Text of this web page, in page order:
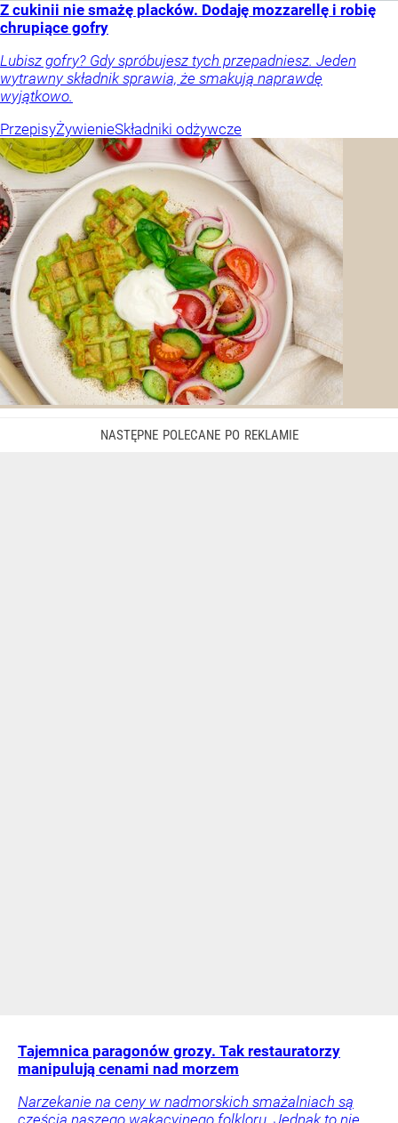
Z cukinii nie smażę placków. Dodaję mozzarellę i robię
chrupiące gofry
Lubisz gofry? Gdy spróbujesz tych przepadniesz. Jeden
wytrawny składnik sprawia, że smakują naprawdę
wyjątkowo.
PrzepisyŻywienieSkładniki odżywcze
Tajemnica paragonów grozy. Tak restauratorzy
manipulują cenami nad morzem
Narzekanie na ceny w nadmorskich smażalniach są